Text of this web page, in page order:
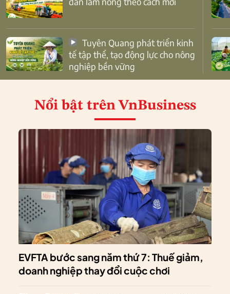
tế tập thể, tạo động lực cho nông
nghiệp bền vững
Nổi bật trên VnBusiness
EVFTA bước sang năm thứ 7: Thuế giảm,
doanh nghiệp thay đổi cuộc chơi